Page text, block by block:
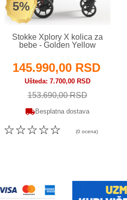
5%
Stokke Xplory X kolica za
bebe - Golden Yellow
145.990,00 RSD
Ušteda 7.700,00 RSD
153.690,00 RSD
Besplatna dostava
☆
☆
☆
☆
☆ (0 ocena)